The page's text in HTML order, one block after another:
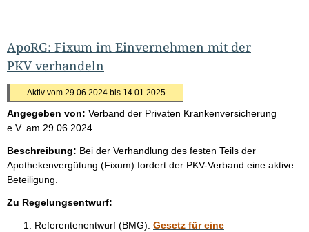
ApoRG: Fixum im Einvernehmen mit der
PKV verhandeln
Aktiv vom 29.06.2024 bis 14.01.2025
Angegeben von: Verband der Privaten Krankenversicherung
e.V. am 29.06.2024
Beschreibung: Bei der Verhandlung des festen Teils der
Apothekenvergütung (Fixum) fordert der PKV-Verband eine aktive
Beteiligung.
Zu Regelungsentwurf:
Referentenentwurf (BMG): Gesetz für eine